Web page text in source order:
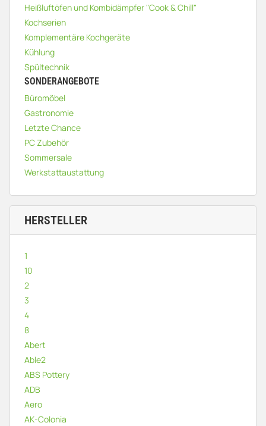
Heißluftöfen und Kombidämpfer "Cook & Chill"
Kochserien
Komplementäre Kochgeräte
Kühlung
Spültechnik
SONDERANGEBOTE
Büromöbel
Gastronomie
Letzte Chance
PC Zubehör
Sommersale
Werkstattaustattung
HERSTELLER
1
10
2
3
4
8
Abert
Able2
ABS Pottery
ADB
Aero
AK-Colonia